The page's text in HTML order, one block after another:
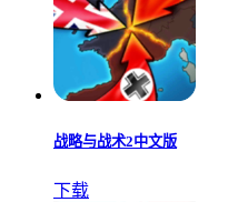
战略与战术2中文版
下载